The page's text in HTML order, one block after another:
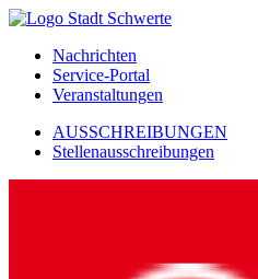
Nachrichten
Service-Portal
Veranstaltungen
AUSSCHREIBUNGEN
Stellenausschreibungen